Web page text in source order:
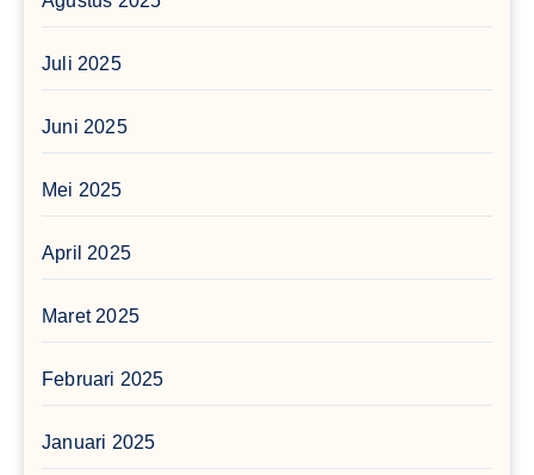
Juli 2025
Juni 2025
Mei 2025
April 2025
Maret 2025
Februari 2025
Januari 2025